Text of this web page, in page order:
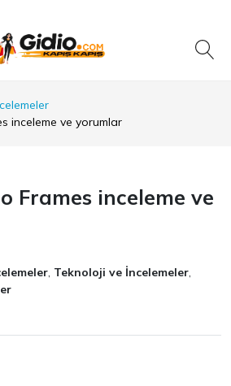
inceleme ve yorumlar
Frames inceleme ve
, Teknoloji ve İncelemeler,